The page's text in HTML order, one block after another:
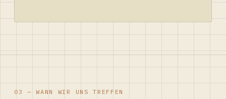
03 — WANN WIR UNS TREFFEN